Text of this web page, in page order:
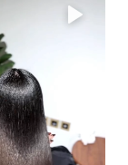
مباشرة على فروة
الجلد. يُعتبر علاجًا
الزهم (الشعر
(الصلع). غني
شعرك إحساسًا